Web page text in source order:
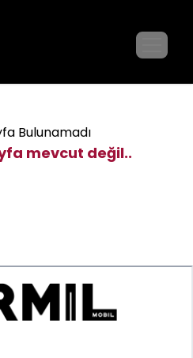
Bulunamadı
mevcut değil..